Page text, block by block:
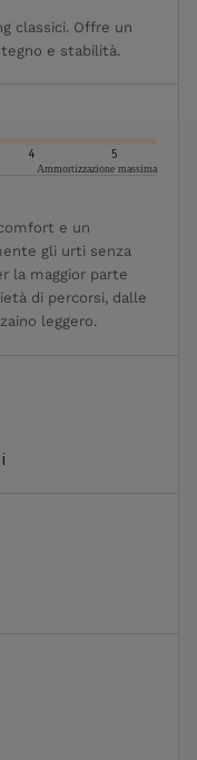
classici. Offre un
e stabilità.
4 5
Ammortizzazione massima
e un
gli urti senza
la maggior parte
di percorsi, dalle
leggero.